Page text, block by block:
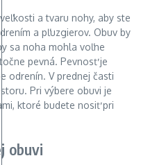
a tvaru nohy, aby ste
a pľuzgierov. Obuv by
sa noha mohla voľne
pevná. Pevnosť je
odrenín. V prednej časti
Pri výbere obuvi je
ktoré budete nosiť pri
obuvi